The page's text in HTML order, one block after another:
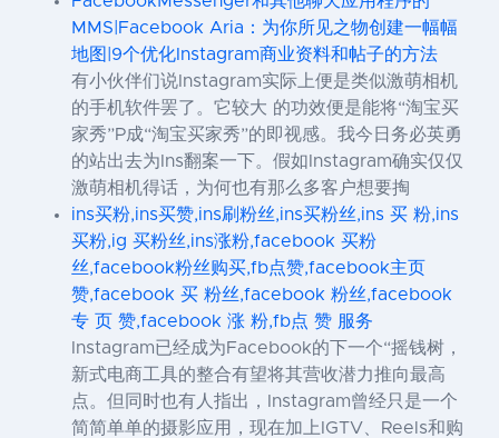
MMS|Facebook Aria：为你所见之物创建一幅幅
地图|9个优化Instagram商业资料和帖子的方法
有小伙伴们说Instagram实际上便是类似激萌相机
的手机软件罢了。它较大 的功效便是能将“淘宝买
家秀”P成“淘宝买家秀”的即视感。我今日务必英勇
的站出去为Ins翻案一下。假如Instagram确实仅仅
激萌相机得话，为何也有那么多客户想要掏
ins买粉,ins买赞,ins刷粉丝,ins买粉丝,ins 买 粉,ins
买粉,ig 买粉丝,ins涨粉,facebook 买粉
丝,facebook粉丝购买,fb点赞,facebook主页
赞,facebook 买 粉丝,facebook 粉丝,facebook
专 页 赞,facebook 涨 粉,fb点 赞 服务
Instagram已经成为Facebook的下一个“摇钱树，
新式电商工具的整合有望将其营收潜力推向最高
点。但同时也有人指出，Instagram曾经只是一个
简简单单的摄影应用，现在加上IGTV、Reels和购